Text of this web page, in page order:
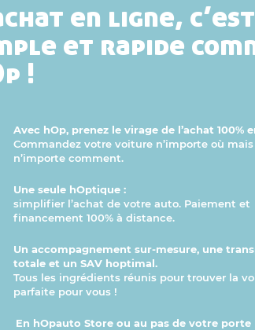
en ligne, c’est
et rapide
!
Avec hOp, prenez le virage de l’achat 100%
Commandez votre voiture n’importe où mais
n’importe comment.
Une seule hOptique :
simplifier l’achat de votre auto. Paiement et
financement 100% à distance.
Un accompagnement sur-mesure, une
totale et un SAV hoptimal.
Tous les ingrédients réunis pour trouver la
parfaite pour vous !
En hOpauto Store ou au pas de votre porte